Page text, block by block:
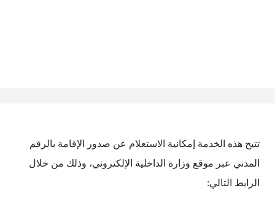
تتيح هذه الخدمة إمكانية الاستعلام عن صدور الإقامة بالرقم
المدني عبر موقع وزارة الداخلية الإلكتروني، وذلك من خلال
الرابط التالي: